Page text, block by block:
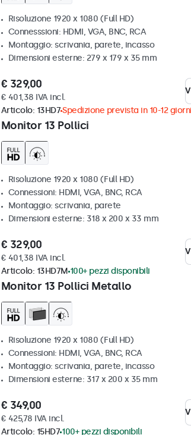
Risoluzione 1920 x 1080 (Full HD)
Connesssioni: HDMI, VGA, BNC, RCA
Montaggio: scrivania, parete, incasso
Dimensioni esterne: 279 x 179 x 35 mm
€ 329,00
€ 401,38 IVA incl.
Monitor 13 Pollici
Articolo: 13HD7Spedizione prevista in 10-12 giorni
Risoluzione 1920 x 1080 (Full HD)
Connessioni: HDMI, VGA, BNC, RCA
Montaggio: scrivania, parete
Dimensioni esterne: 318 x 200 x 33 mm
€ 329,00
€ 401,38 IVA incl.
Monitor 13 Pollici Metallo
Articolo: 13HD7M 100+ pezzi disponibili
Risoluzione 1920 x 1080 (Full HD)
Connessioni: HDMI, VGA, BNC, RCA
Montaggio: scrivania, parete, incasso
Dimensioni esterne: 317 x 200 x 35 mm
€ 349,00
€ 425,78 IVA incl.
Articolo: 15HD7 100+ pezzi disponibili